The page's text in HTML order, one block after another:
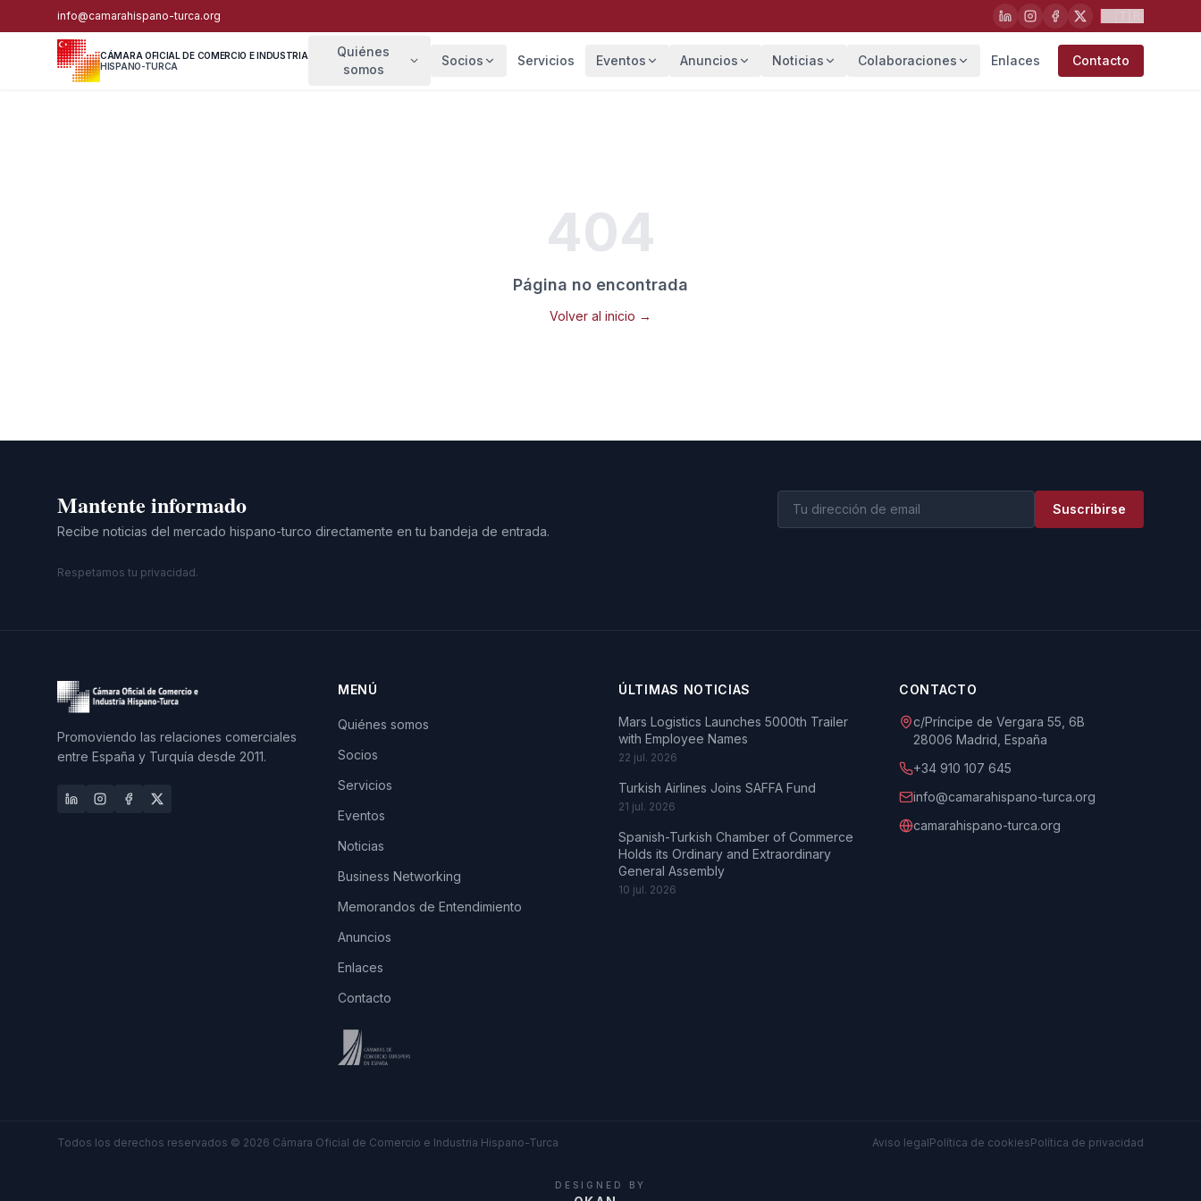
info@camarahispano-turca.org
CÁMARA OFICIAL DE COMERCIO E INDUSTRIA
HISPANO-TURCA
Quiénes
somos
Socios Servicios Eventos Anuncios Noticias Colaboraciones Enlaces Contacto
404
Página no encontrada
Volver al inicio →
Mantente informado
Recibe noticias del mercado hispano-turco directamente en tu bandeja de entrada.
Suscribirse
Respetamos tu privacidad.
Promoviendo las relaciones comerciales
entre España y Turquía desde 2011.
MENÚ
Quiénes somos
Socios
Servicios
Eventos
Noticias
Business Networking
Memorandos de Entendimiento
Anuncios
Enlaces
Contacto
ÚLTIMAS NOTICIAS
Mars Logistics Launches 5000th Trailer
with Employee Names
22 jul. 2026
Turkish Airlines Joins SAFFA Fund
21 jul. 2026
Spanish-Turkish Chamber of Commerce
Holds its Ordinary and Extraordinary
General Assembly
10 jul. 2026
CONTACTO
c/Príncipe de Vergara 55, 6B
28006 Madrid, España
+34 910 107 645
info@camarahispano-turca.org
camarahispano-turca.org
Todos los derechos reservados © 2026 Cámara Oficial de Comercio e Industria Hispano-Turca Aviso legalPolítica de cookiesPolítica de privacidad
DESIGNED BY